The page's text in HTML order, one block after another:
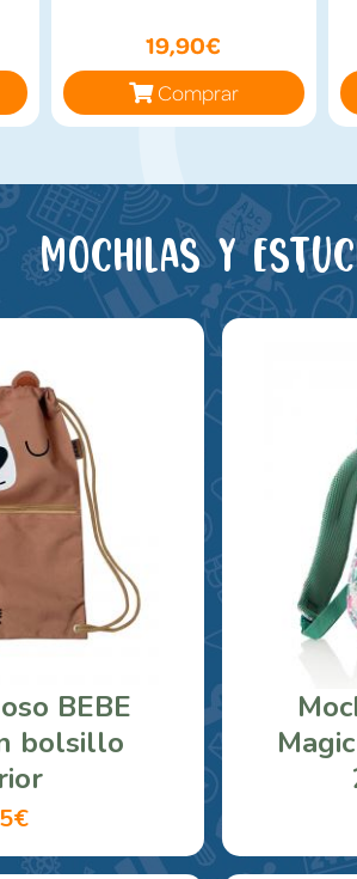
19,90€
Comprar
Mochilas y
BEBE
bolsillo